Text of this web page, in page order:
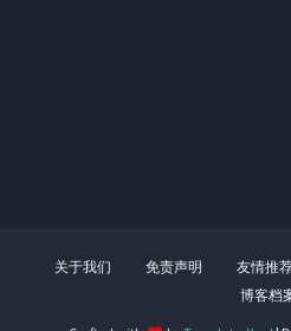
关于我们 免责声明 友情推
博客档